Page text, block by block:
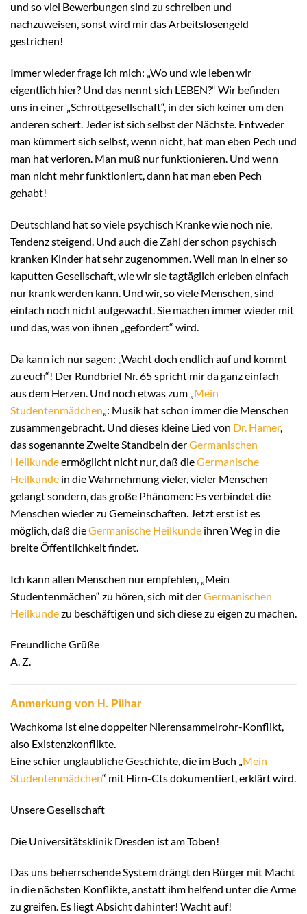
und so viel Bewerbungen sind zu schreiben und
nachzuweisen, sonst wird mir das Arbeitslosengeld
gestrichen!
Immer wieder frage ich mich: „Wo und wie leben wir
eigentlich hier? Und das nennt sich LEBEN?“ Wir befinden
uns in einer „Schrottgesellschaft“, in der sich keiner um den
anderen schert. Jeder ist sich selbst der Nächste. Entweder
man kümmert sich selbst, wenn nicht, hat man eben Pech und
man hat verloren. Man muß nur funktionieren. Und wenn
man nicht mehr funktioniert, dann hat man eben Pech
gehabt!
Deutschland hat so viele psychisch Kranke wie noch nie,
Tendenz steigend. Und auch die Zahl der schon psychisch
kranken Kinder hat sehr zugenommen. Weil man in einer so
kaputten Gesellschaft, wie wir sie tagtäglich erleben einfach
nur krank werden kann. Und wir, so viele Menschen, sind
einfach noch nicht aufgewacht. Sie machen immer wieder mit
und das, was von ihnen „gefordert“ wird.
Da kann ich nur sagen: „Wacht doch endlich auf und kommt
zu euch“! Der Rundbrief Nr. 65 spricht mir da ganz einfach
aus dem Herzen. Und noch etwas zum „ Mein
Studentenmädchen „: Musik hat schon immer die Menschen
zusammengebracht. Und dieses kleine Lied von Dr. Hamer,
das sogenannte Zweite Standbein derGermanischen
Heilkundeermöglicht nicht nur, daß dieGermanische
Heilkunde in die Wahrnehmung vieler, vieler Menschen
gelangt sondern, das große Phänomen: Es verbindet die
Menschen wieder zu Gemeinschaften. Jetzt erst ist es
möglich, daß dieGermanische Heilkunde ihren Weg in die
breite Öffentlichkeit findet.
Ich kann allen Menschen nur empfehlen, „Mein
Studentenmächen“ zu hören, sich mit derGermanischen
Heilkundezu beschäftigen und sich diese zu eigen zu machen.
Freundliche Grüße
A. Z.
Anmerkung von H. Pilhar
Wachkoma ist eine doppelter Nierensammelrohr-Konflikt,
also Existenzkonflikte.
Eine schier unglaubliche Geschichte, die im Buch „Mein
Studentenmädchen“ mit Hirn-Cts dokumentiert, erklärt wird.
Unsere Gesellschaft
Die Universitätsklinik Dresden ist am Toben!
Das uns beherrschende System drängt den Bürger mit Macht
in die nächsten Konflikte, anstatt ihm helfend unter die Arme
zu greifen. Es liegt Absicht dahinter! Wacht auf!